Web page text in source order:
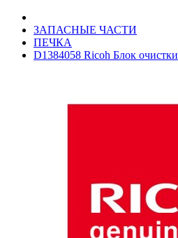
ЗАПАСНЫЕ ЧАСТИ
ПЕЧКА
D1384058 Ricoh Блок очистки